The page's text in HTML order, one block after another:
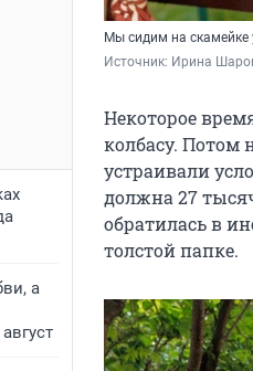
а
Мы сидим на скамейке
Источник: Ирина
Некоторое
колбасу.
устраивали
должна 27
обратилась в
толстой папке.